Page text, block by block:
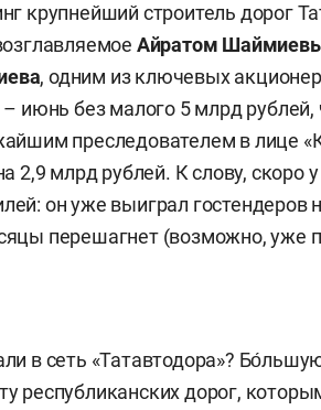
крупнейший строитель дорог
Айратом
, одним из ключевых
– июнь без малого 5 млрд
преследователем в лице
2,9 млрд рублей. К слову, скоро
он уже выиграл гостендеров
перешагнет (возможно, уже
в сеть «Татавтодора»?
республиканских дорог,